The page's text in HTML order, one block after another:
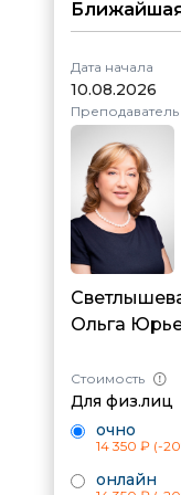
Дата начала
10.08.2026
Преподаватель
Ольга
Стоимость
Для физ.лиц
очно
14 350 ₽ (-
онлайн